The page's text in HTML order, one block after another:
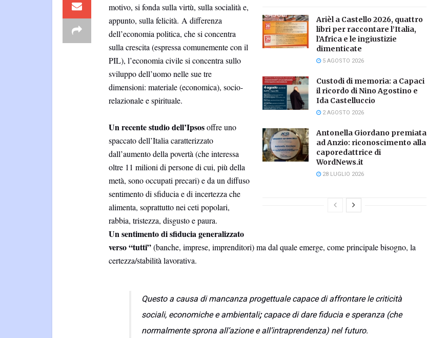
Arièl a Castello 2026, quattro
libri per raccontare l’Italia,
l’Africa e le ingiustizie
dimenticate
5 AGOSTO 2026
Custodi di memoria: a Capaci
il ricordo di Nino Agostino e
Ida Castelluccio
2 AGOSTO 2026
Antonella Giordano premiata
ad Anzio: riconoscimento alla
caporedattrice di
WordNews.it
28 LUGLIO 2026
motivo, si fonda sulla virtù, sulla socialità e,
appunto, sulla felicità. A differenza
dell’economia politica, che si concentra
sulla crescita (espressa comunemente con il
PIL), l’economia civile si concentra sullo
sviluppo dell’uomo nelle sue tre
dimensioni: materiale (economica), socio-
relazionale e spirituale.
Un recente studio dell’Ipsosoffre uno
spaccato dell’Italia caratterizzato
dall’aumento della povertà (che interessa
oltre 11 milioni di persone di cui, più della
metà, sono occupati precari) e da un diffuso
sentimento di sfiducia e di incertezza che
alimenta, soprattutto nei ceti popolari,
rabbia, tristezza, disgusto e paura.
Un sentimento di sfiducia generalizzato
verso “tutti”(banche, imprese, imprenditori) ma dal quale emerge, come principale bisogno, la
certezza/stabilità lavorativa.
Questo a causa di mancanza progettuale capace di affrontare le criticità
sociali, economiche e ambientali;capace di dare fiducia e speranza (che
normalmente sprona all’azione e all’intraprendenza) nel futuro.